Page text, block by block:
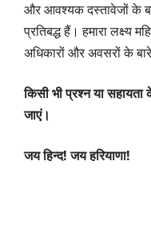
और आवश्यक दस्तावेजों के
प्रतिबद्ध हैं। हमारा लक्ष्य
अधिकारों और अवसरों के
किसी भी प्रश्न या
जाएं।
जय हिन्द! जय हरियाणा!